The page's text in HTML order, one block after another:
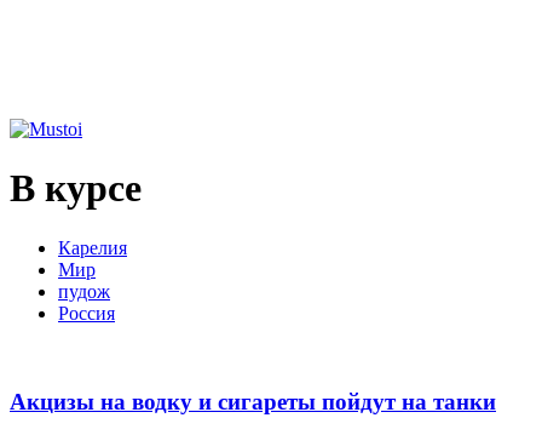
В курсе
Карелия
Мир
пудож
Россия
Акцизы на водку и сигареты пойдут на танки